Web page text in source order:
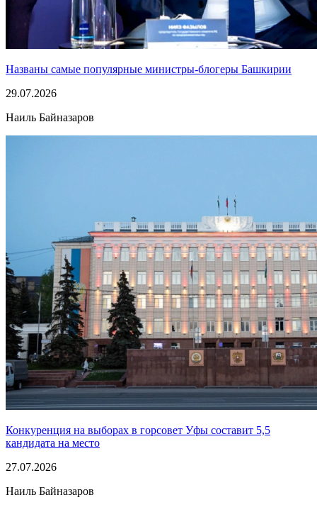
Названы самые популярные министры-блогеры Башкирии
29.07.2026
Наиль Байназаров
Конкуренция на выборах в горсовет Уфы составит 5,5
кандидата на место
27.07.2026
Наиль Байназаров